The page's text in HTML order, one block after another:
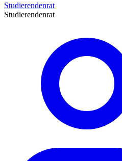
Studierendenrat
Studierendenrat